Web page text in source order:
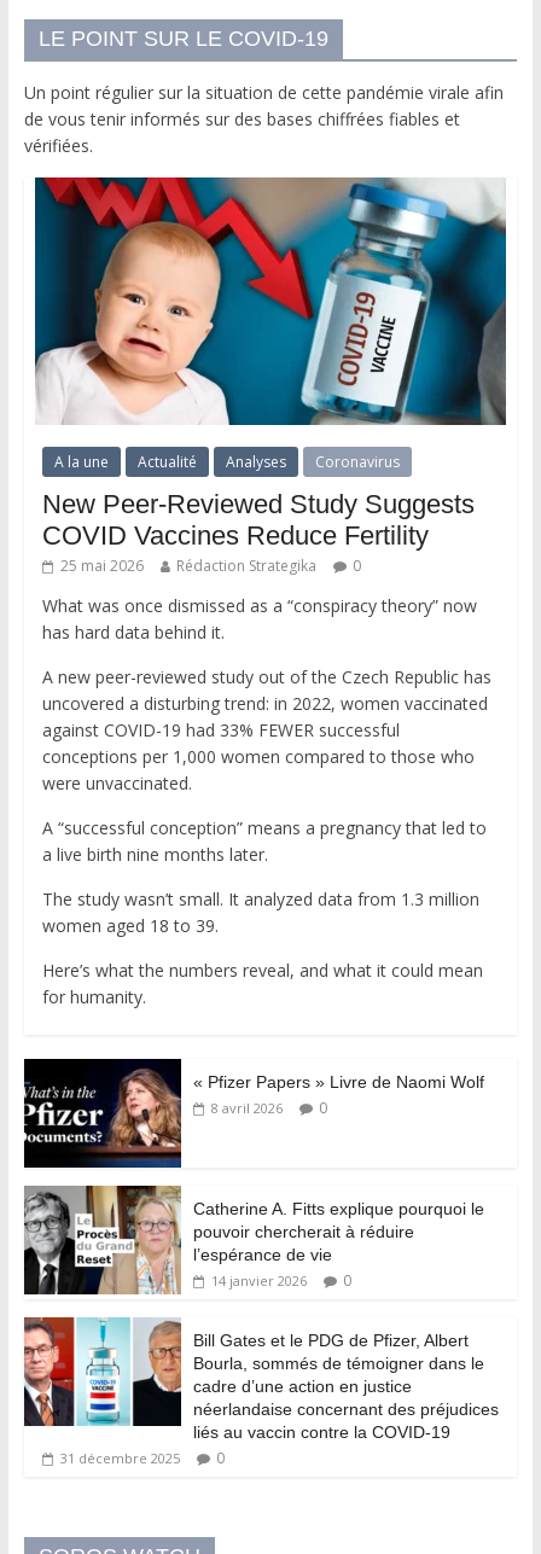
LE POINT SUR LE COVID-19
Un point régulier sur la situation de cette pandémie virale afin
de vous tenir informés sur des bases chiffrées fiables et
vérifiées.
A la une Actualité Analyses Coronavirus
New Peer-Reviewed Study Suggests
COVID Vaccines Reduce Fertility
25 mai 2026 Rédaction Strategika 0
What was once dismissed as a “conspiracy theory” now
has hard data behind it.
A new peer-reviewed study out of the Czech Republic has
uncovered a disturbing trend: in 2022, women vaccinated
against COVID-19 had 33% FEWER successful
conceptions per 1,000 women compared to those who
were unvaccinated.
A “successful conception” means a pregnancy that led to
a live birth nine months later.
The study wasn’t small. It analyzed data from 1.3 million
women aged 18 to 39.
Here’s what the numbers reveal, and what it could mean
for humanity.
« Pfizer Papers » Livre de Naomi Wolf
8 avril 2026 0
Catherine A. Fitts explique pourquoi le
pouvoir chercherait à réduire
l’espérance de vie
14 janvier 2026 0
Bill Gates et le PDG de Pfizer, Albert
Bourla, sommés de témoigner dans le
cadre d’une action en justice
néerlandaise concernant des préjudices
liés au vaccin contre la COVID-19
31 décembre 2025 0